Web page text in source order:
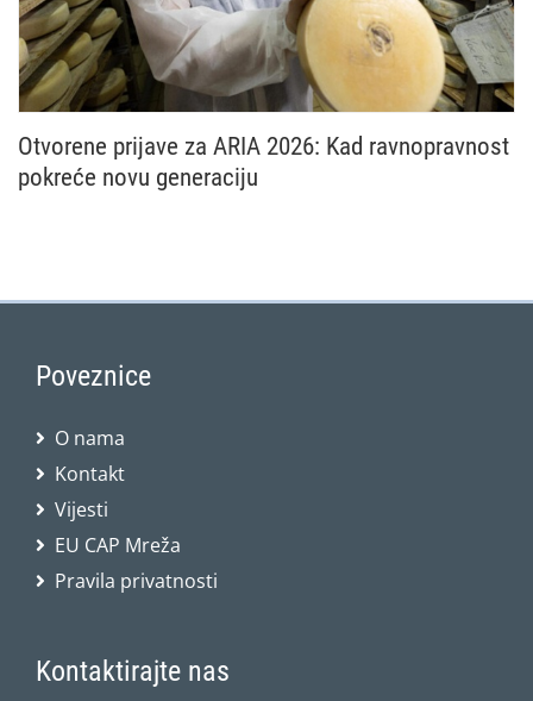
Otvorene prijave za ARIA 2026: Kad ravnopravnost
pokreće novu generaciju
Poveznice
O nama
Kontakt
Vijesti
EU CAP Mreža
Pravila privatnosti
Kontaktirajte nas